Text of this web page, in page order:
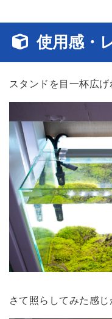
使用感・
スタンドを目一杯広
さて照らしてみた感じ